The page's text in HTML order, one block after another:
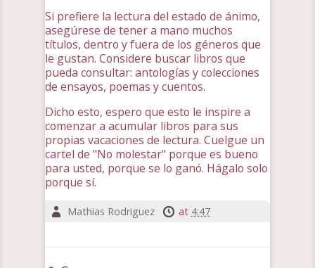
Si prefiere la lectura del estado de ánimo,
asegúrese de tener a mano muchos
títulos, dentro y fuera de los géneros que
le gustan. Considere buscar libros que
pueda consultar: antologías y colecciones
de ensayos, poemas y cuentos.
Dicho esto, espero que esto le inspire a
comenzar a acumular libros para sus
propias vacaciones de lectura. Cuelgue un
cartel de "No molestar" porque es bueno
para usted, porque se lo ganó. Hágalo solo
porque sí.
Mathias Rodriguez at 4:47